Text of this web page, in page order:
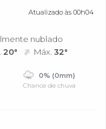
Atualizado às 00h04
nublado
20° Máx.32°
0% (0mm)
Chance de chuva